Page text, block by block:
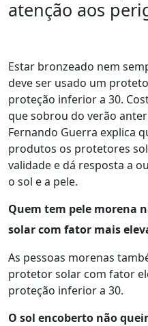
atenção aos
Estar bronzeado nem
deve ser usado um
proteção inferior a 30.
que sobrou do verão
Fernando Guerra explica
produtos os protetores
validade e dá resposta a
o sol e a pele.
Quem tem pele morena
solar com fator mais
As pessoas morenas
protetor solar com fator
proteção inferior a 30.
O sol encoberto não